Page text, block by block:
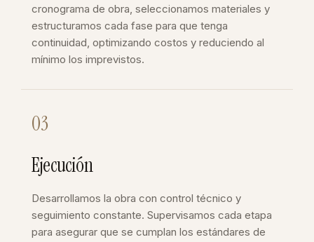
cronograma de obra, seleccionamos materiales y
estructuramos cada fase para que tenga
continuidad, optimizando costos y reduciendo al
mínimo los imprevistos.
03
Ejecución
Desarrollamos la obra con control técnico y
seguimiento constante. Supervisamos cada etapa
para asegurar que se cumplan los estándares de